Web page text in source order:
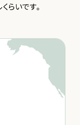
らいです。